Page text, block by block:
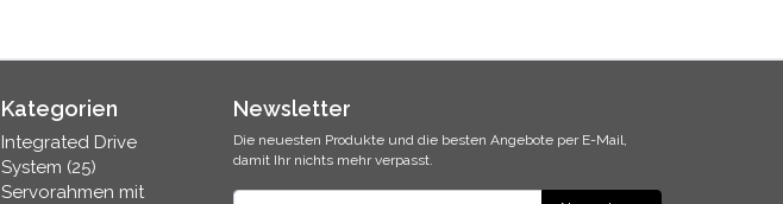
Kategorien
Integrated Drive
System (25)
Servorahmen mit
Newsletter
Die neuesten Produkte und die besten Angebote per E-Mail,
damit Ihr nichts mehr verpasst.